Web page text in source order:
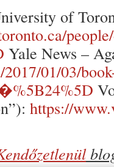
of
Yale News –
01/03/
https://